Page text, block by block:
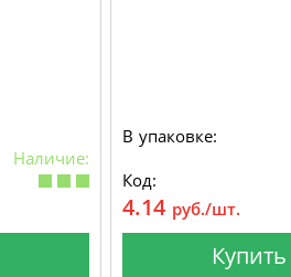
Наличие:
В упаковке:
Код:
4.14 руб./шт.
Купить